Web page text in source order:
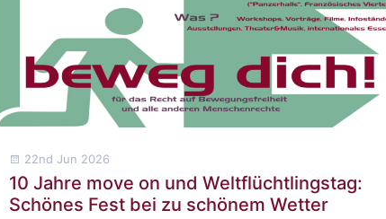
22nd Jun 2026
10 Jahre move on und Weltflüchtlingstag:
Schönes Fest bei zu schönem Wetter